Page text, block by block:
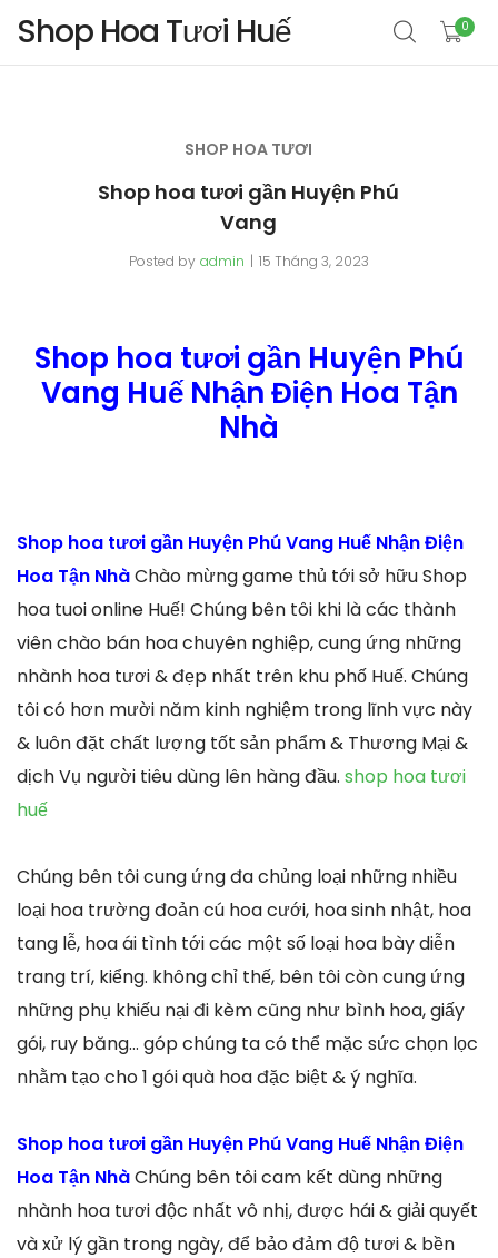
Shop Hoa Tươi Huế 0
SHOP HOA TƯƠI
Shop hoa tươi gần Huyện Phú
Vang
Posted by admin 15 Tháng 3, 2023
Shop hoa tươi gần Huyện Phú
Vang Huế Nhận Điện Hoa Tận
Nhà
Shop hoa tươi gần Huyện Phú Vang Huế Nhận Điện
Hoa Tận NhàChào mừng game thủ tới sở hữu Shop
hoa tuoi online Huế! Chúng bên tôi khi là các thành
viên chào bán hoa chuyên nghiệp, cung ứng những
nhành hoa tươi & đẹp nhất trên khu phố Huế. Chúng
tôi có hơn mười năm kinh nghiệm trong lĩnh vực này
& luôn đặt chất lượng tốt sản phẩm & Thương Mại &
dịch Vụ người tiêu dùng lên hàng đầu. shop hoa tươi
huế
Chúng bên tôi cung ứng đa chủng loại những nhiều
loại hoa trường đoản cú hoa cưới, hoa sinh nhật, hoa
tang lễ, hoa ái tình tới các một số loại hoa bày diễn
trang trí, kiểng. không chỉ thế, bên tôi còn cung ứng
những phụ khiếu nại đi kèm cũng như bình hoa, giấy
gói, ruy băng… góp chúng ta có thể mặc sức chọn lọc
nhằm tạo cho 1 gói quà hoa đặc biệt & ý nghĩa.
Shop hoa tươi gần Huyện Phú Vang Huế Nhận Điện
Hoa Tận NhàChúng bên tôi cam kết dùng những
nhành hoa tươi độc nhất vô nhị, được hái & giải quyết
và xử lý gần trong ngày, để bảo đảm độ tươi & bền